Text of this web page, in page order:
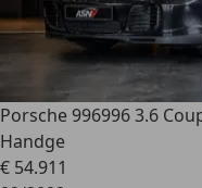
Porsche 996996 3.6
Handge
€ 54.911